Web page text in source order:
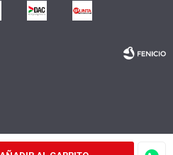
Fenicio